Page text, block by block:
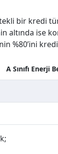
bir kredi
altında ise
%80’ini
A Sınıfı Enerji